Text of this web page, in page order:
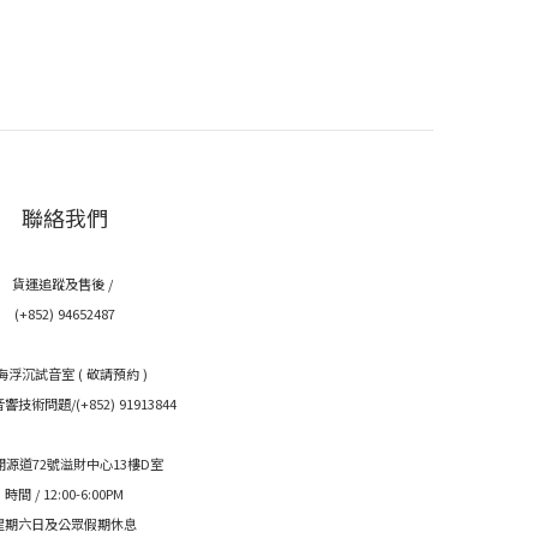
聯絡我們
貨運追蹤及售後 /
(+852) 94652487
浮沉試音室 ( 敬請預約 )
響技術問題/(+852) 91913844
源道72號溢財中心13樓D室
時間 / 12:00-6:00PM
期六日及公眾假期休息